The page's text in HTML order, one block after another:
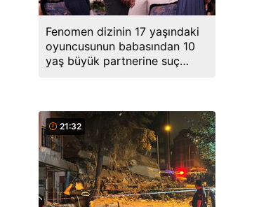
Fenomen dizinin 17 yaşındaki
oyuncusunun babasından 10
yaş büyük partnerine suç
21:32